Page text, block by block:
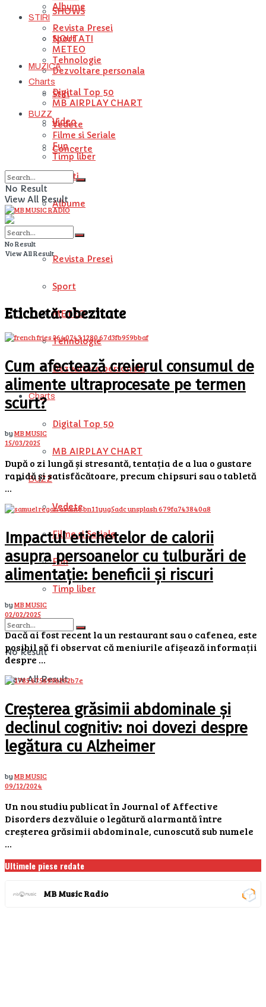
SHOWS
NOUTATI
MUZICA
Stiri
Video
Concerte
Artisti
Albume
STIRI
Revista Presei
Sport
METEO
Tehnologie
Dezvoltare personala
Charts
Digital Top 50
MB AIRPLAY CHART
BUZZ
Vedete
Filme si Seriale
Fun
Timp liber
No Result
View All Result
Albume
STIRI
Revista Presei
Sport
METEO
Tehnologie
Dezvoltare personala
Charts
Digital Top 50
MB AIRPLAY CHART
BUZZ
Vedete
Filme si Seriale
Fun
Timp liber
No Result
View All Result
No Result
View All Result
Etichetă:obezitate
Cum afectează creierul consumul de
alimente ultraprocesate pe termen
scurt?
byMB MUSIC
15/03/2025
După o zi lungă și stresantă, tentația de a lua o gustare
rapidă și satisfăcătoare, precum chipsuri sau o tabletă
...
Impactul etichetelor de calorii
asupra persoanelor cu tulburări de
alimentație: beneficii și riscuri
byMB MUSIC
02/02/2025
Dacă ai fost recent la un restaurant sau o cafenea, este
posibil să fi observat că meniurile afișează informații
despre ...
Creșterea grăsimii abdominale și
declinul cognitiv: noi dovezi despre
legătura cu Alzheimer
byMB MUSIC
09/12/2024
Un nou studiu publicat în Journal of Affective
Disorders dezvăluie o legătură alarmantă între
creșterea grăsimii abdominale, cunoscută sub numele
...
Ultimele piese redate
MB Music Radio